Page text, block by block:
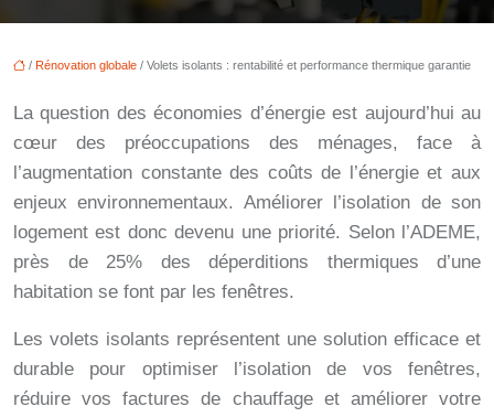
/ Rénovation globale / Volets isolants : rentabilité et performance thermique garantie
La question des économies d’énergie est aujourd’hui au
cœur des préoccupations des ménages, face à
l’augmentation constante des coûts de l’énergie et aux
enjeux environnementaux. Améliorer l’isolation de son
logement est donc devenu une priorité. Selon l’ADEME,
près de 25% des déperditions thermiques d’une
habitation se font par les fenêtres.
Les volets isolants représentent une solution efficace et
durable pour optimiser l’isolation de vos fenêtres,
réduire vos factures de chauffage et améliorer votre